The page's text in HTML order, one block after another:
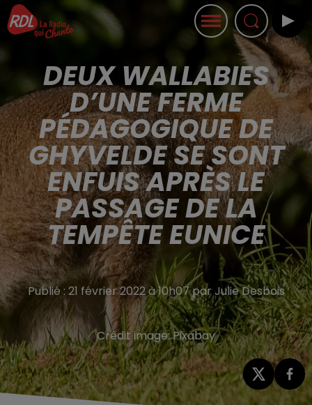
DEUX WALLABIES
D’UNE FERME
PÉDAGOGIQUE DE
GHYVELDE SE SONT
ENFUIS APRÈS LE
PASSAGE DE LA
TEMPÊTE EUNICE
Publié : 21 février 2022 à 10h07 par Julie Desbois
Crédit image:Pixabay